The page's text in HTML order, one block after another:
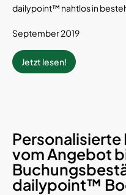
dailypoint™ nahtlos in
September 2019
Jetzt lesen!
vom Angebot
dailypoint™